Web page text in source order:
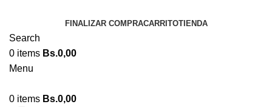
FINALIZAR COMPRACARRITOTIENDA
Search
0 items Bs.0,00
Menu
0 items Bs.0,00